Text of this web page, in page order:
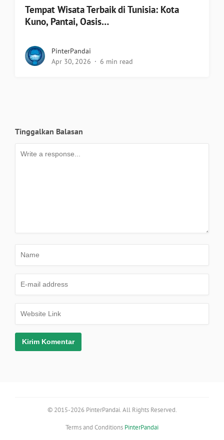
Tempat Wisata Terbaik di Tunisia: Kota
Kuno, Pantai, Oasis…
PinterPandai
Apr 30, 2026
6 min read
Tinggalkan Balasan
© 2015-2026 PinterPandai. All Rights Reserved.
Terms and Conditions PinterPandai